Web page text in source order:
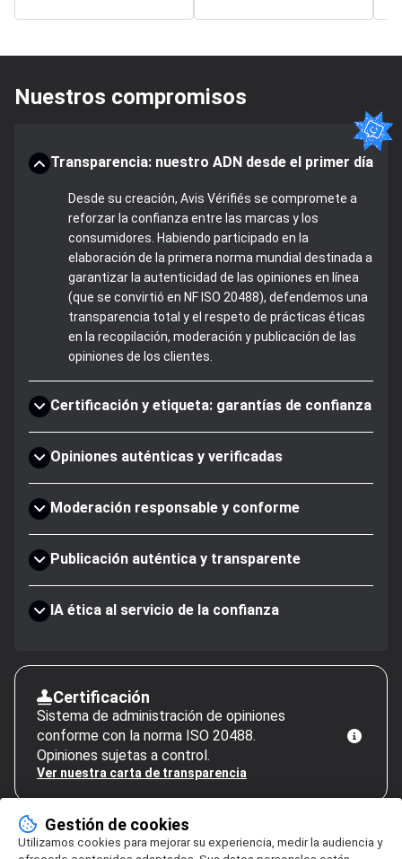
Nuestros compromisos
Transparencia: nuestro ADN desde el primer día
Desde su creación, Avis Vérifiés se compromete a
reforzar la confianza entre las marcas y los
consumidores. Habiendo participado en la
elaboración de la primera norma mundial destinada a
garantizar la autenticidad de las opiniones en línea
(que se convirtió en NF ISO 20488), defendemos una
transparencia total y el respeto de prácticas éticas
en la recopilación, moderación y publicación de las
opiniones de los clientes.
Certificación y etiqueta: garantías de confianza
Opiniones auténticas y verificadas
Moderación responsable y conforme
Publicación auténtica y transparente
IA ética al servicio de la confianza
Certificación
Sistema de administración de opiniones
conforme con la norma ISO 20488.
Opiniones sujetas a control.
Ver nuestra carta de transparencia
Gestión de cookies
Utilizamos cookies para mejorar su experiencia, medir la audiencia y